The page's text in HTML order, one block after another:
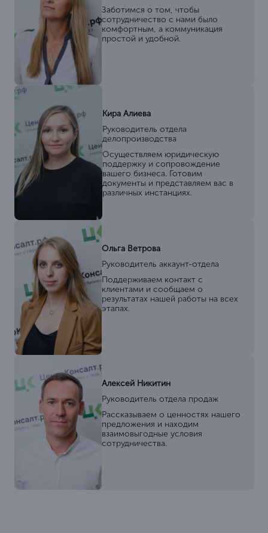
Заботимся о том, чтобы
сотрудничество с нами было
комфортным, а коммуникация
простой и удобной.
Кира Алиева
Руководитель отдела
делопроизводства
Осуществляем юридическую
поддержку и сопровождение
вашего бизнеса. Готовим
документы и представляем вас в
различных инстанциях.
Ольга Ветрова
Руководитель аккаунт-отдела
Поддерживаем контакт с
клиентами и сообщаем о
результатах нашей работы на всех
этапах.
Алексей Никитин
Руководитель отдела продаж
Рассказываем о ценностях нашего
предложения и находим
взаимовыгодные условия
сотрудничества.